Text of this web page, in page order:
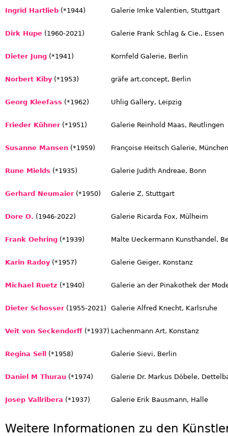
Ingrid Hartlieb (*1944) Galerie Imke Valentien, Stuttgart
Dirk Hupe (1960-2021) Galerie Frank Schlag & Cie., Essen
Dieter Jung (*1941) Kornfeld Galerie, Berlin
Norbert Kiby (*1953) gräfe art.concept, Berlin
Georg Kleefass (*1962) Uhlig Gallery, Leipzig
Frieder Kühner(*1951) Galerie Reinhold Maas, Reutlingen
Susanne Mansen (*1959) Françoise Heitsch Galerie, München
Rune Mields (*1935) Galerie Judith Andreae, Bonn
Gerhard Neumaier(*1950) Galerie Z, Stuttgart
Dore O. (1946-2022) Galerie Ricarda Fox, Mülheim
Frank Oehring (*1939) Malte Ueckermann Kunsthandel,
Karin Radoy (*1957) Galerie Geiger, Konstanz
Michael Ruetz (*1940) Galerie an der Pinakothek der
Dieter Schosser(1955-2021) Galerie Alfred Knecht, Karlsruhe
Veit von Seckendorff (*1937) Lachenmann Art, Konstanz
Regina Sell (*1958) Galerie Sievi, Berlin
Daniel M Thurau (*1974) Galerie Dr. Markus Döbele,
Josep Vallribera (*1937) Galerie Erik Bausmann, Halle
Weitere Informationen zu den